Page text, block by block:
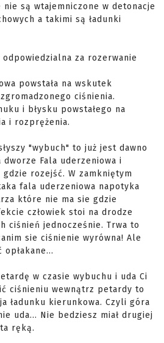
są wtajemniczone w detonacje
a takimi są ładunki
odpowiedzialna za rozerwanie
powstała na wskutek
ciśnienia.
i błysku powstałego na
i rozprężenia.
"wybuch" to już jest dawno
Fala uderzeniowa i
gdzie rozejść. W zamkniętym
fala uderzeniowa napotyka
które nie ma sie gdzie
człowiek stoi na drodze
ciśnień jednocześnie. Trwa to
sie ciśnienie wyrówna! Ale
w czasie wybuchu i uda Ci
ciśnieniu wewnątrz petardy to
ładunku kierunkowa. Czyli góra
uda... Nie bedziesz miał drugiej
ręką.